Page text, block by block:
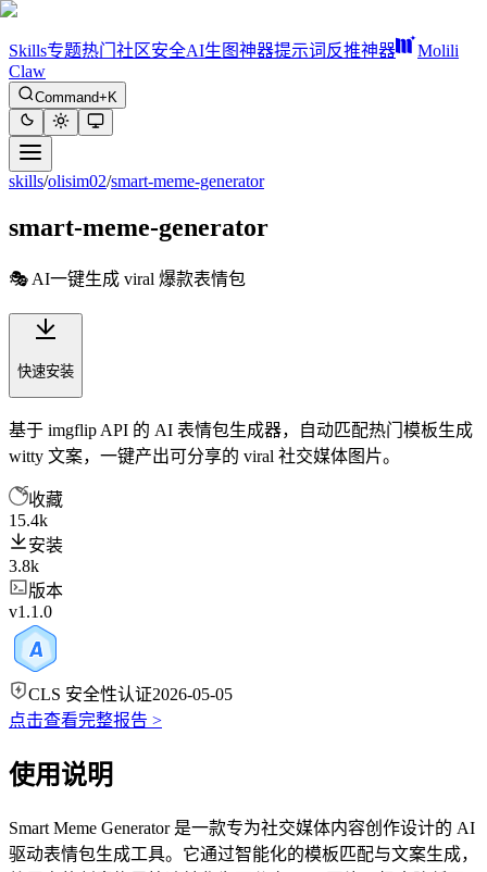
Skills专题热门 社区安全AI生图神器提示词反推神器
Molili
Claw
Command+K
skills/olisim02/smart-meme-generator
smart-meme-generator
🎭 AI一键生成 viral 爆款表情包
快速安装
基于 imgflip API 的 AI 表情包生成器，自动匹配热门模板生成
witty 文案，一键产出可分享的 viral 社交媒体图片。
收藏
15.4k
安装
3.8k
版本
v1.1.0
CLS 安全性认证2026-05-05
点击查看完整报告 >
使用说明
Smart Meme Generator 是一款专为社交媒体内容创作设计的 AI
驱动表情包生成工具。它通过智能化的模板匹配与文案生成，